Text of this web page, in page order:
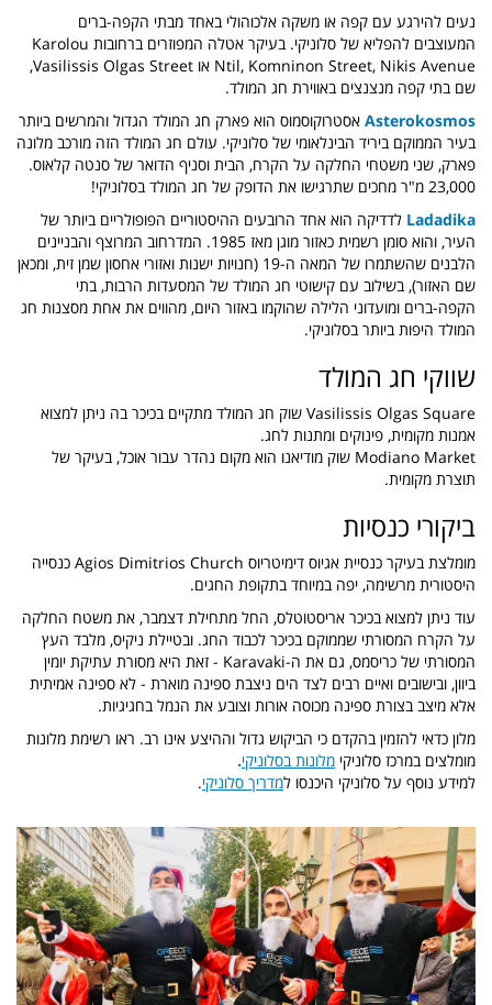
נעים להירגע עם קפה או משקה אלכוהולי באחד מבתי הקפה-ברים
המעוצבים להפליא של סלוניקי. בעיקר אטלה המפוזרים ברחובות Karolou
Ntil, Komninon Street, Nikis Avenue או Vasilissis Olgas Street,
שם בתי קפה מנצנצים באווירת חג המולד.
Asterokosmos אסטרוקוסמוס הוא פארק חג המולד הגדול והמרשים ביותר
בעיר הממוקם ביריד הבינלאומי של סלוניקי. עולם חג המולד הזה מורכב מלונה
פארק, שני משטחי החלקה על הקרח, הבית וסניף הדואר של סנטה קלאוס.
23,000 מ"ר מחכים שתרגישו את הדופק של חג המולד בסלוניקי!
Ladadika לדדיקה הוא אחד הרובעים ההיסטוריים הפופולריים ביותר של
העיר, והוא סומן רשמית כאזור מוגן מאז 1985. המדרחוב המרוצף והבניינים
הלבנים שהשתמרו של המאה ה-19 (חנויות ישנות ואזורי אחסון שמן זית, ומכאן
שם האזור), בשילוב עם קישוטי חג המולד של המסעדות הרבות, בתי
הקפה-ברים ומועדוני הלילה שהוקמו באזור היום, מהווים את אחת מסצנות חג
המולד היפות ביותר בסלוניקי.
שווקי חג המולד
Vasilissis Olgas Square שוק חג המולד מתקיים בכיכר בה ניתן למצוא
אמנות מקומית, פינוקים ומתנות לחג.
Modiano Market שוק מודיאנו הוא מקום נהדר עבור אוכל, בעיקר של
תוצרת מקומית.
ביקורי כנסיות
מומלצת בעיקר כנסיית אגיוס דימיטריוס Agios Dimitrios Church כנסייה
היסטורית מרשימה, יפה במיוחד בתקופת החגים.
עוד ניתן למצוא בכיכר אריסטוטלס, החל מתחילת דצמבר, את משטח החלקה
על הקרח המסורתי שממוקם בכיכר לכבוד החג. ובטיילת ניקיס, מלבד העץ
המסורתי של כריסמס, גם את ה-Karavaki - זאת היא מסורת עתיקת יומין
ביוון, ובישובים ואיים רבים לצד הים ניצבת ספינה מוארת - לא ספינה אמיתית
אלא מיצב בצורת ספינה מכוסה אורות וצובע את הנמל בחגיגיות.
מלון כדאי להזמין בהקדם כי הביקוש גדול וההיצע אינו רב. ראו רשימת מלונות
מומלצים במרכז סלוניקי מלונות בסלוניקי.
למידע נוסף על סלוניקי היכנסו למדריך סלוניקי.